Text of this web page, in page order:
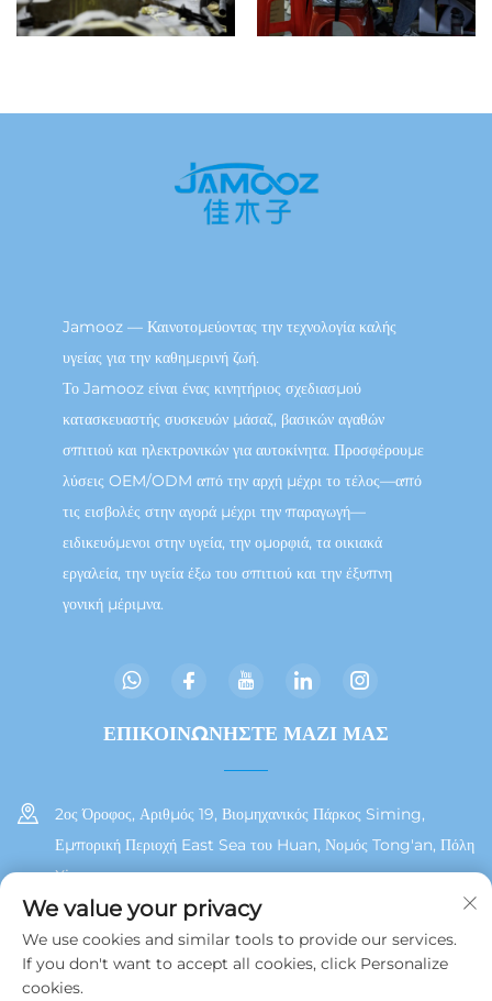
Jamooz — Καινοτομεύοντας την τεχνολογία καλής
υγείας για την καθημερινή ζωή.
Το Jamooz είναι ένας κινητήριος σχεδιασμού
κατασκευαστής συσκευών μάσαζ, βασικών αγαθών
σπιτιού και ηλεκτρονικών για αυτοκίνητα. Προσφέρουμε
λύσεις OEM/ODM από την αρχή μέχρι το τέλος—από
τις εισβολές στην αγορά μέχρι την παραγωγή—
ειδικευόμενοι στην υγεία, την ομορφιά, τα οικιακά
εργαλεία, την υγεία έξω του σπιτιού και την έξυπνη
γονική μέριμνα.
ΕΠΙΚΟΙΝΩΝΗΣΤΕ ΜΑΖΙ ΜΑΣ
2ος Όροφος, Αριθμός 19, Βιομηχανικός Πάρκος Siming,
Εμπορική Περιοχή East Sea του Huan, Νομός Tong'an, Πόλη
Xiamen
+86 13215929911
[email protected]
We value your privacy
We use cookies and similar tools to provide our services.
If you don't want to accept all cookies, click Personalize
cookies.